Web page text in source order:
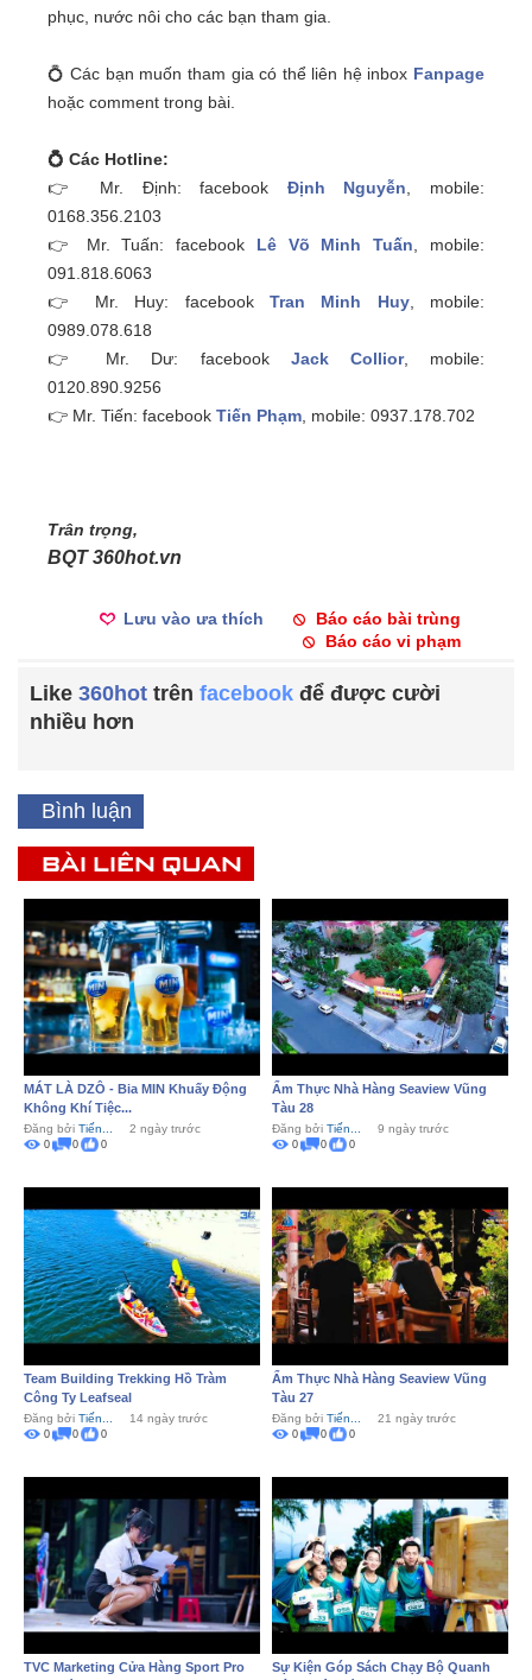
phục, nước nôi cho các bạn tham gia.
💍 Các bạn muốn tham gia có thể liên hệ inbox Fanpage
hoặc comment trong bài.
💍 Các Hotline:
👉 Mr. Định: facebook Định Nguyễn, mobile:
0168.356.2103
👉 Mr. Tuấn: facebook Lê Võ Minh Tuấn, mobile:
091.818.6063
👉 Mr. Huy: facebook Tran Minh Huy, mobile:
0989.078.618
👉 Mr. Dư: facebook Jack Collior, mobile:
0120.890.9256
👉 Mr. Tiến: facebook Tiến Phạm, mobile: 0937.178.702
Trân trọng,
BQT 360hot.vn
Lưu vào ưa thích
Báo cáo bài trùng
Báo cáo vi phạm
Like 360hot trên facebook để được cười
nhiều hơn
Bình luận
BÀI LIÊN QUAN
MÁT LÀ DZÔ - Bia MIN Khuấy Động
Không Khí Tiệc...
Đăng bởi Tiến... 2 ngày trước
0 0 0
Ẩm Thực Nhà Hàng Seaview Vũng
Tàu 28
Đăng bởi Tiến... 9 ngày trước
0 0 0
Team Building Trekking Hồ Tràm
Công Ty Leafseal
Đăng bởi Tiến... 14 ngày trước
0 0 0
Ẩm Thực Nhà Hàng Seaview Vũng
Tàu 27
Đăng bởi Tiến... 21 ngày trước
0 0 0
TVC Marketing Cửa Hàng Sport Pro
Sự Kiện Góp Sách Chạy Bộ Quanh